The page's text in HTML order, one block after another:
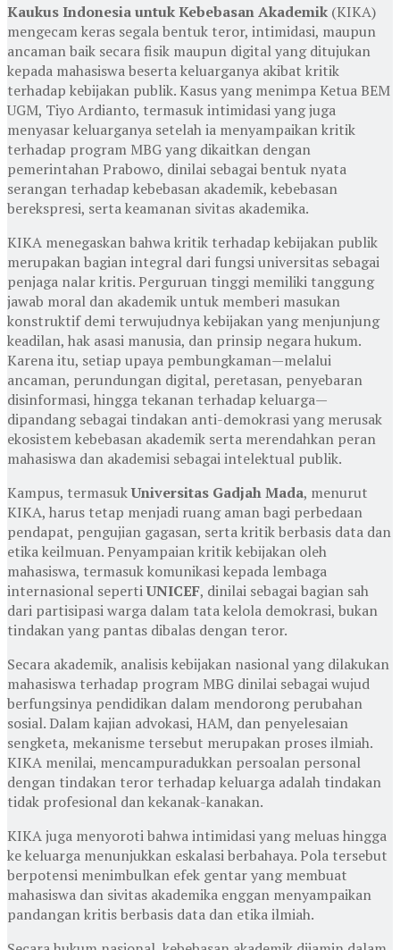
Kaukus Indonesia untuk Kebebasan Akademik (KIKA)
mengecam keras segala bentuk teror, intimidasi, maupun
ancaman baik secara fisik maupun digital yang ditujukan
kepada mahasiswa beserta keluarganya akibat kritik
terhadap kebijakan publik. Kasus yang menimpa Ketua BEM
UGM, Tiyo Ardianto, termasuk intimidasi yang juga
menyasar keluarganya setelah ia menyampaikan kritik
terhadap program MBG yang dikaitkan dengan
pemerintahanPrabowo, dinilai sebagai bentuk nyata
serangan terhadap kebebasan akademik, kebebasan
berekspresi, serta keamanan sivitas akademika.
KIKA menegaskan bahwa kritik terhadap kebijakan publik
merupakan bagian integral dari fungsi universitas sebagai
penjaga nalar kritis. Perguruan tinggi memiliki tanggung
jawab moral dan akademik untuk memberi masukan
konstruktif demi terwujudnya kebijakan yang menjunjung
keadilan, hak asasi manusia, dan prinsip negara hukum.
Karena itu, setiap upaya pembungkaman—melalui
ancaman, perundungan digital, peretasan, penyebaran
disinformasi, hingga tekanan terhadap keluarga—
dipandang sebagai tindakan anti-demokrasi yang merusak
ekosistem kebebasan akademik serta merendahkan peran
mahasiswa dan akademisi sebagai intelektual publik.
Kampus, termasukUniversitas Gadjah Mada, menurut
KIKA, harus tetap menjadi ruang aman bagi perbedaan
pendapat, pengujian gagasan, serta kritik berbasis data dan
etika keilmuan. Penyampaian kritik kebijakan oleh
mahasiswa, termasuk komunikasi kepada lembaga
internasional sepertiUNICEF, dinilai sebagai bagian sah
dari partisipasi warga dalam tata kelola demokrasi, bukan
tindakan yang pantas dibalas dengan teror.
Secara akademik, analisis kebijakan nasional yang dilakukan
mahasiswa terhadap program MBG dinilai sebagai wujud
berfungsinya pendidikan dalam mendorong perubahan
sosial. Dalam kajian advokasi, HAM, dan penyelesaian
sengketa, mekanisme tersebut merupakan proses ilmiah.
KIKA menilai, mencampuradukkan persoalan personal
dengan tindakan teror terhadap keluarga adalah tindakan
tidak profesional dan kekanak-kanakan.
KIKA juga menyoroti bahwa intimidasi yang meluas hingga
ke keluarga menunjukkan eskalasi berbahaya. Pola tersebut
berpotensi menimbulkan efek gentar yang membuat
mahasiswa dan sivitas akademika enggan menyampaikan
pandangan kritis berbasis data dan etika ilmiah.